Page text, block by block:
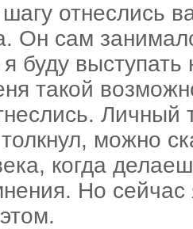
отнеслись
Он сам
буду
такой
можно
когда
Но сейчас